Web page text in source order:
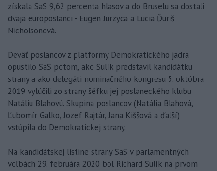
získala SaS 9,62 percenta hlasov a do Bruselu sa dostali
dvaja europoslanci - Eugen Jurzyca a Lucia Ďuriš
Nicholsonová.
Deväť poslancov z platformy Demokratického jadra
opustilo SaS potom, ako Sulík predstavil kandidátku
strany a ako delegáti nominačného kongresu 5. októbra
2019 vylúčili zo strany šéfku jej poslaneckého klubu
Natáliu Blahovú. Skupina poslancov (Natália Blahová,
Ľubomír Galko, Jozef Rajtár, Jana Kiššová a ďalší)
vstúpila do Demokratickej strany.
Na kandidátskej listine strany SaS v parlamentných
voľbách 29. februára 2020 bol Richard Sulík na prvom